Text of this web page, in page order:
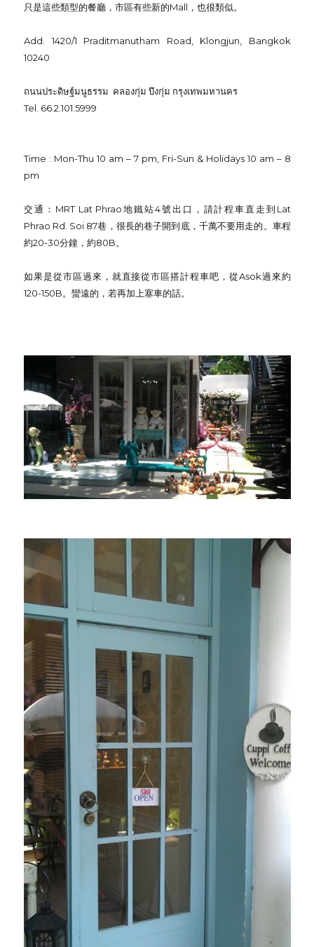
只是這些類型的餐廳，市區有些新的Mall，也很類似。
Add. 1420/1 Praditmanutham Road, Klongjun, Bangkok
10240
ถนนประดิษฐ์มนูธรรม คลองกุ่ม บึงกุ่ม กรุงเทพมหานคร
Tel. 66.2.101.5999
Time : Mon-Thu 10 am – 7 pm, Fri-Sun & Holidays 10 am – 8
pm
交通：MRT Lat Phrao地鐵站4號出口，請計程車直走到Lat
Phrao Rd. Soi 87巷，很長的巷子開到底，千萬不要用走的。車程
約20-30分鐘，約80B。
如果是從市區過來，就直接從市區搭計程車吧，從Asok過來約
120-150B。蠻遠的，若再加上塞車的話。